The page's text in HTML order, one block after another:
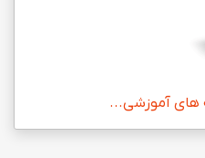
های آموزشی...